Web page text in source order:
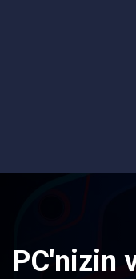
PC'nizin